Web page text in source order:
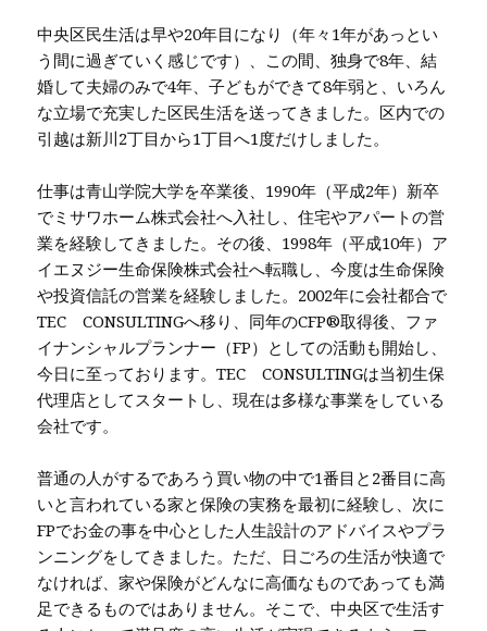
中央区民生活は早や20年目になり（年々1年があっとい
う間に過ぎていく感じです）、この間、独身で8年、結
婚して夫婦のみで4年、子どもができて8年弱と、いろん
な立場で充実した区民生活を送ってきました。区内での
引越は新川2丁目から1丁目へ1度だけしました。
仕事は青山学院大学を卒業後、1990年（平成2年）新卒
でミサワホーム株式会社へ入社し、住宅やアパートの営
業を経験してきました。その後、1998年（平成10年）ア
イエヌジー生命保険株式会社へ転職し、今度は生命保険
や投資信託の営業を経験しました。2002年に会社都合で
TEC CONSULTINGへ移り、同年のCFP®取得後、ファ
イナンシャルプランナー（FP）としての活動も開始し、
今日に至っております。TEC CONSULTINGは当初生保
代理店としてスタートし、現在は多様な事業をしている
会社です。
普通の人がするであろう買い物の中で1番目と2番目に高
いと言われている家と保険の実務を最初に経験し、次に
FPでお金の事を中心とした人生設計のアドバイスやプラ
ンニングをしてきました。ただ、日ごろの生活が快適で
なければ、家や保険がどんなに高価なものであっても満
足できるものではありません。そこで、中央区で生活す